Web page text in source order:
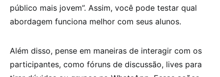
público mais jovem”. Assim, você pode testar qual
abordagem funciona melhor com seus alunos.
Além disso, pense em maneiras de interagir com os
participantes, como fóruns de discussão, lives para